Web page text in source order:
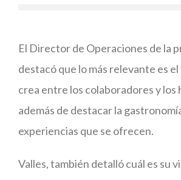
El Director de Operaciones de la
destacó que lo más relevante es
crea entre los colaboradores y los
además de destacar la
experiencias que se ofrecen.
Valles, también detalló cuál es su